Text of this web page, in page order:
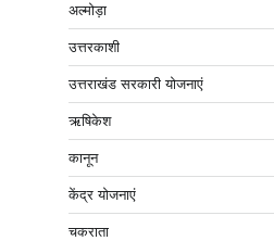
अल्मोड़ा
उत्तरकाशी
उत्तराखंड सरकारी योजनाएं
ऋषिकेश
कानून
केंद्र योजनाएं
चकराता